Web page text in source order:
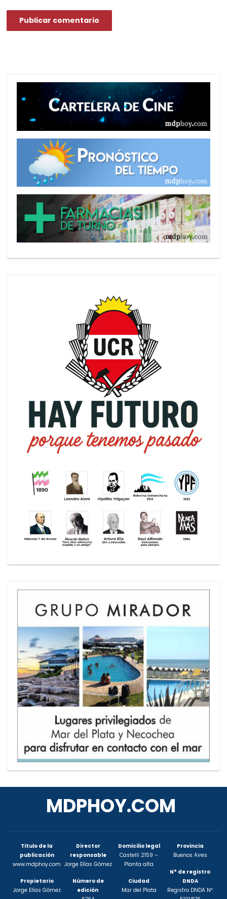
MDPHOY.COM
Titulo de la
publicación
www.mdphoy.com
Propietario
Jorge Elías Gómez
Director
responsable
Jorge Elías Gómez
Número de
edición
Domicilio legal
Castelli 2159 –
Planta alta
Ciudad
Mar del Plata
Provincia
Buenos Aires
N° de registro
DNDA
Registro DNDA Nº